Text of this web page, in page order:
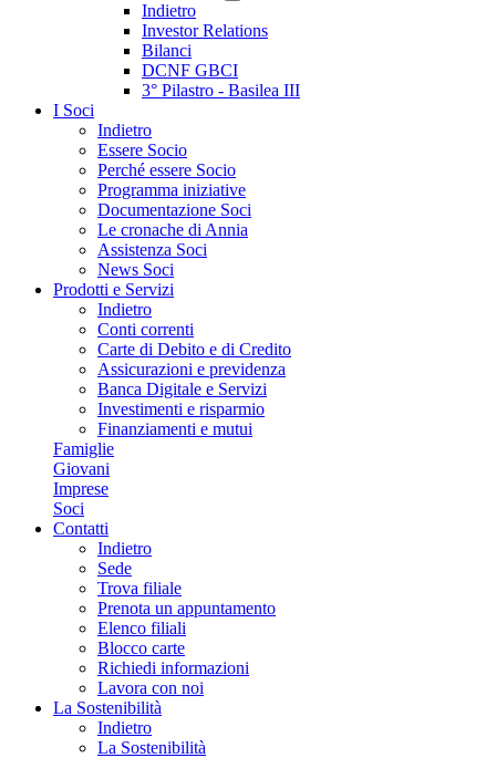
Indietro
Investor Relations
Bilanci
DCNF GBCI
3° Pilastro - Basilea III
I Soci
Indietro
Essere Socio
Perché essere Socio
Programma iniziative
Documentazione Soci
Le cronache di Annia
Assistenza Soci
News Soci
Prodotti e Servizi
Indietro
Conti correnti
Carte di Debito e di Credito
Assicurazioni e previdenza
Banca Digitale e Servizi
Investimenti e risparmio
Finanziamenti e mutui
Famiglie
Giovani
Imprese
Soci
Contatti
Indietro
Sede
Trova filiale
Prenota un appuntamento
Elenco filiali
Blocco carte
Richiedi informazioni
Lavora con noi
La Sostenibilità
Indietro
La Sostenibilità